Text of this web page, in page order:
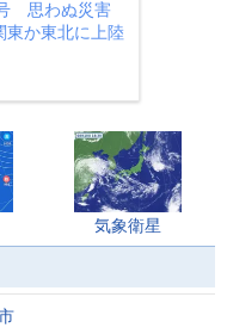
思わぬ災害
か東北に上陸
気象衛星